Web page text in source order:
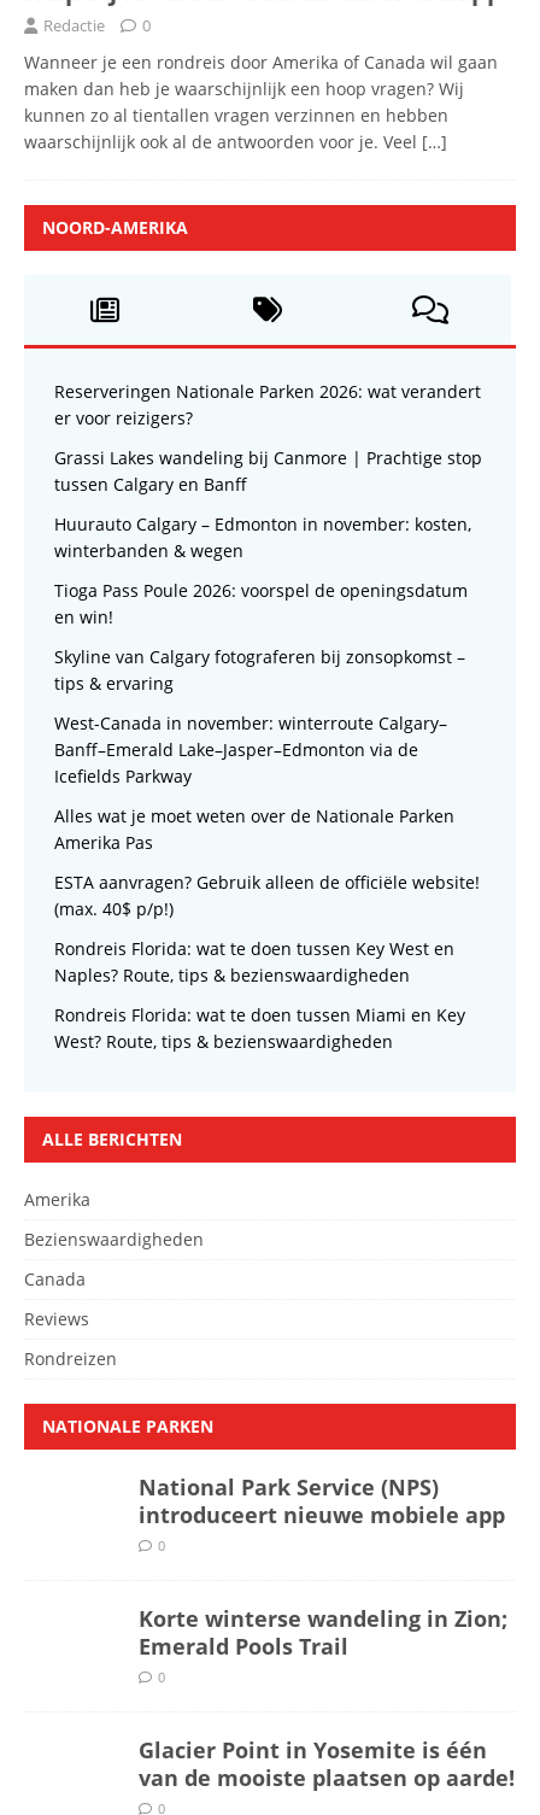
Redactie 0
Wanneer je een rondreis door Amerika of Canada wil gaan
maken dan heb je waarschijnlijk een hoop vragen? Wij
kunnen zo al tientallen vragen verzinnen en hebben
waarschijnlijk ook al de antwoorden voor je. Veel […]
NOORD-AMERIKA
Reserveringen Nationale Parken 2026: wat verandert
er voor reizigers?
Grassi Lakes wandeling bij Canmore | Prachtige stop
tussen Calgary en Banff
Huurauto Calgary – Edmonton in november: kosten,
winterbanden & wegen
Tioga Pass Poule 2026: voorspel de openingsdatum
en win!
Skyline van Calgary fotograferen bij zonsopkomst –
tips & ervaring
West-Canada in november: winterroute Calgary–
Banff–Emerald Lake–Jasper–Edmonton via de
Icefields Parkway
Alles wat je moet weten over de Nationale Parken
Amerika Pas
ESTA aanvragen? Gebruik alleen de officiële website!
(max. 40$ p/p!)
Rondreis Florida: wat te doen tussen Key West en
Naples? Route, tips & bezienswaardigheden
Rondreis Florida: wat te doen tussen Miami en Key
West? Route, tips & bezienswaardigheden
ALLE BERICHTEN
Amerika
Bezienswaardigheden
Canada
Reviews
Rondreizen
NATIONALE PARKEN
National Park Service (NPS)
introduceert nieuwe mobiele app
0
Korte winterse wandeling in Zion;
Emerald Pools Trail
0
Glacier Point in Yosemite is één
van de mooiste plaatsen op aarde!
0